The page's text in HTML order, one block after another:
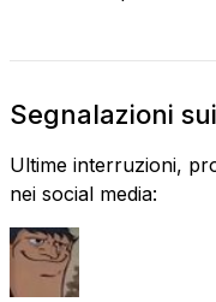
Segnalazioni
Ultime interruzioni,
nei social media: